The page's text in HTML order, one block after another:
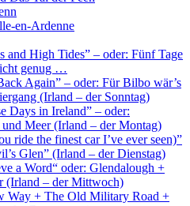
en-Ardenne
and High Tides” – oder: Fünf Tage
genug …
Again” – oder: Für Bilbo wär’s
(Irland – der Sonntag)
Days in Ireland” – oder:
Meer (Irland – der Montag)
ride the finest car I’ve ever seen)”
Glen” (Irland – der Dienstag)
a Word“ oder: Glendalough +
(Irland – der Mittwoch)
Way + The Old Military Road +